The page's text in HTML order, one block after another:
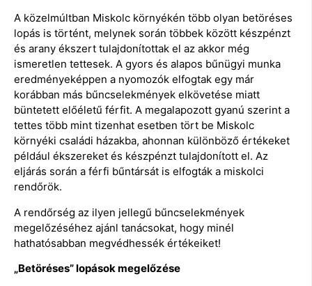
A közelmúltban Miskolc környékén több olyan betöréses
lopás is történt, melynek során többek között készpénzt
és arany ékszert tulajdonítottak el az akkor még
ismeretlen tettesek. A gyors és alapos bűnügyi munka
eredményeképpen a nyomozók elfogtak egy már
korábban más bűncselekmények elkövetése miatt
büntetett előéletű férfit. A megalapozott gyanú szerint a
tettes több mint tizenhat esetben tört be Miskolc
környéki családi házakba, ahonnan különböző értékeket
például ékszereket és készpénzt tulajdonított el. Az
eljárás során a férfi bűntársát is elfogták a miskolci
rendőrök.
A rendőrség az ilyen jellegű bűncselekmények
megelőzéséhez ajánl tanácsokat, hogy minél
hathatósabban megvédhessék értékeiket!
„Betöréses” lopások megelőzése